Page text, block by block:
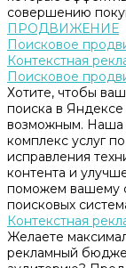
совершению
ПРОДВИЖЕНИЕ
Поисковое
Контекстная
Поисковое
Хотите, чтобы
поиска в
возможным. Наша
комплекс услуг
исправления
контента и
поможем вашему
поисковых
Контекстная
Желаете
рекламный